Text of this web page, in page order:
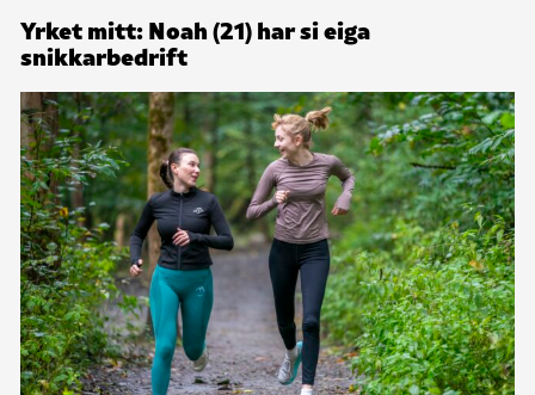
Yrket mitt: Noah (21) har si eiga
snikkarbedrift